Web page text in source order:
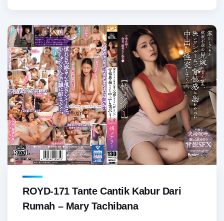
ROYD-171 Tante Cantik Kabur Dari
Rumah – Mary Tachibana